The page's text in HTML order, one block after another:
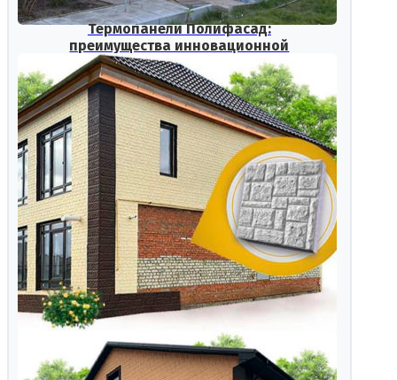
Термопанели Полифасад:
преимущества инновационной
фасадной системы
Фасадные панели для отделки фасада